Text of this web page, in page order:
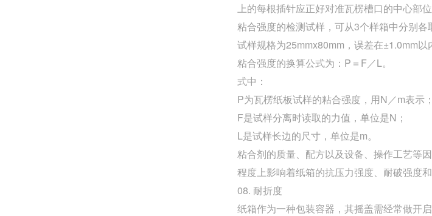
上的每根插针应正好对准瓦楞槽口的中心部
粘合强度的检测试样，可从3个样箱中分别
试样规格为25mmx80mm，误差在±1.0mm
粘合强度的换算公式为：P＝F／L。
式中：
P为瓦楞纸板试样的粘合强度，用N／m表示；
F是试样分离时读取的力值，单位是N；
L是试样长边的尺寸，单位是m。
粘合剂的质量、配方以及设备、操作工艺等
程度上影响着纸箱的抗压力强度、耐破强度和
08. 耐折度
纸箱作为一种包装容器，其摇盖需经常做开